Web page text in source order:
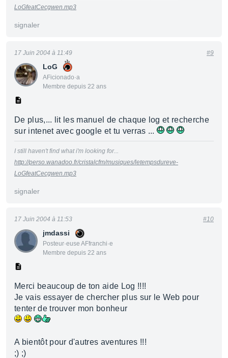
LoGfeatCecgwen.mp3
signaler
LoG
AFicionado·a
Membre depuis 22 ans
17 Juin 2004 à 11:49 #9
De plus,... lit les manuel de chaque log et recherche
sur intenet avec google et tu verras ...
I still haven't find what i'm looking for...
http://perso.wanadoo.fr/cristalcfm/musiques/letempsdureve-
LoGfeatCecgwen.mp3
signaler
jmdassi
Posteur·euse AFfranchi·e
Membre depuis 22 ans
17 Juin 2004 à 11:53 #10
Merci beaucoup de ton aide Log !!!!
Je vais essayer de chercher plus sur le Web pour
tenter de trouver mon bonheur
A bientôt pour d'autres aventures !!!
;) ;)